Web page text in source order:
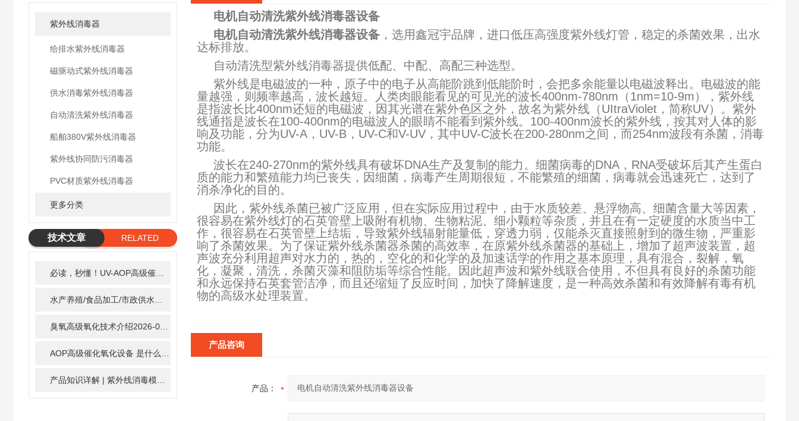
紫外线消毒器
给排水紫外线消毒器
磁驱动式紫外线消毒器
供水消毒紫外线消毒器
自动清洗紫外线消毒器
船舶380V紫外线消毒器
紫外线协同防污消毒器
PVC材质紫外线消毒器
更多分类
技术文章
RELATED
2026-07-03
臭氧高级氧化技术介绍2026-02-27
电机自动清洗紫外线消毒器设备
电机自动清洗紫外线消毒器设备 ，选用鑫冠宇品牌，进口低压高强度紫外线灯管，稳定的杀菌效果，出水
达标排放。
自动清洗型紫外线消毒器提供低配、中配、高配三种选型。
紫外线是电磁波的一种，原子中的电子从高能阶跳到低能阶时，会把多余能量以电磁波释出。电磁波的能
量越强，则频率越高，波长越短。人类肉眼能看见的可见光的波长400nm-780nm（1nm=10-9m），紫外线
是指波长比400nm还短的电磁波，因其光谱在紫外色区之外，故名为紫外线（UItraViolet，简称UV）。紫外
线通指是波长在100-400nm的电磁波人的眼睛不能看到紫外线。100-400nm波长的紫外线，按其对人体的影
响及功能，分为UV-A，UV-B，UV-C和V-UV，其中UV-C波长在200-280nm之间，而254nm波段有杀菌，消毒
功能。
波长在240-270nm的紫外线具有破坏DNA生产及复制的能力。细菌病毒的DNA，RNA受破坏后其产生蛋白
质的能力和繁殖能力均已丧失，因细菌，病毒产生周期很短，不能繁殖的细菌，病毒就会迅速死亡，达到了
消杀净化的目的。
因此，紫外线杀菌已被广泛应用，但在实际应用过程中，由于水质较差、悬浮物高、细菌含量大等因素，
很容易在紫外线灯的石英管壁上吸附有机物、生物粘泥、细小颗粒等杂质，并且在有一定硬度的水质当中工
作，很容易在石英管壁上结垢，导致紫外线辐射能量低，穿透力弱，仅能杀灭直接照射到的微生物，严重影
响了杀菌效果。为了保证紫外线杀菌器杀菌的高效率，在原紫外线杀菌器的基础上，增加了超声波装置，超
声波充分利用超声对水力的，热的，空化的和化学的及加速话学的作用之基本原理，具有混合，裂解，氧
化，凝聚，清洗，杀菌灭藻和阻防垢等综合性能。因此超声波和紫外线联合使用，不但具有良好的杀菌功能
和永远保持石英套管洁净，而且还缩短了反应时间，加快了降解速度，是一种高效杀菌和有效降解有毒有机
物的高级水处理装置。
产品咨询
产品：